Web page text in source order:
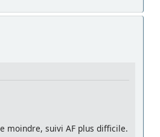
moindre, suivi AF plus difficile.